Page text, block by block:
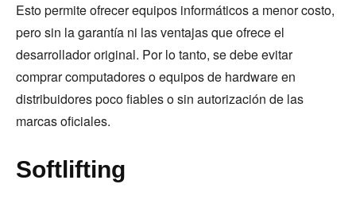
Esto permite ofrecer equipos informáticos a menor costo,
pero sin la garantía ni las ventajas que ofrece el
desarrollador original. Por lo tanto, se debe evitar
comprar computadores o equipos de hardware en
distribuidores poco fiables o sin autorización de las
marcas oficiales.
Softlifting